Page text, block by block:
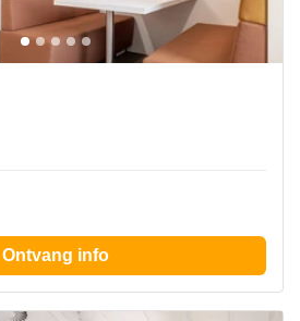
Holland, Den Haag
Ontvang info